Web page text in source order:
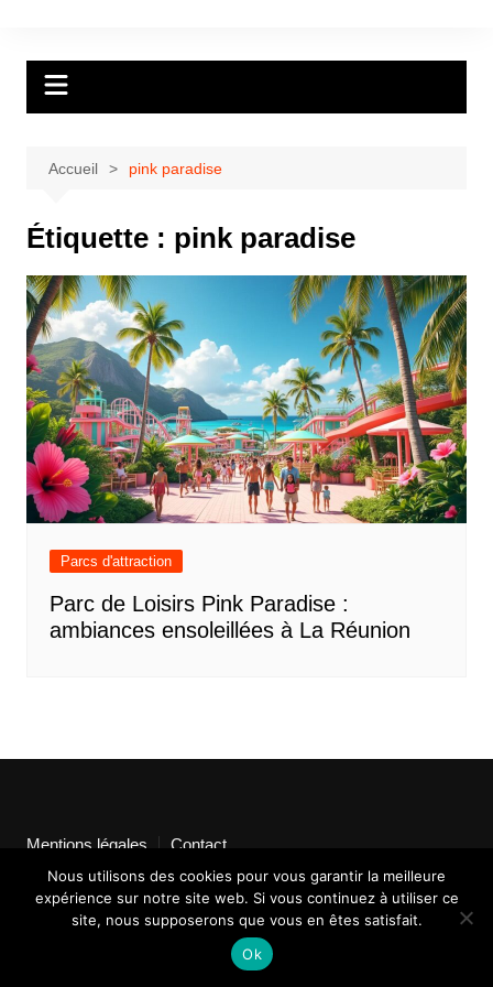
Accueil pink paradise
Étiquette : pink paradise
Parcs d'attraction
Parc de Loisirs Pink Paradise :
ambiances ensoleillées à La Réunion
Mentions légales Contact
Nous utilisons des cookies pour vous garantir la meilleure
expérience sur notre site web. Si vous continuez à utiliser ce
site, nous supposerons que vous en êtes satisfait.
Ok